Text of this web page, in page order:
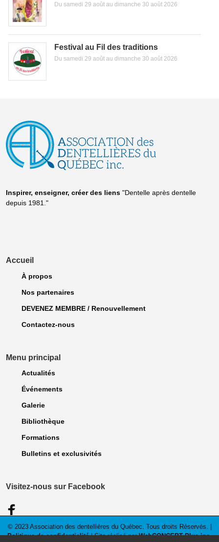
Du samedi 29 août au dimanche 30 août 2026
Festival au Fil des traditions
Du samedi 29 août au dimanche 30 août 2026
Inspirer, enseigner, créer des liens "Dentelle après dentelle
depuis 1981."
Accueil
À propos
Nos partenaires
DEVENEZ MEMBRE / Renouvellement
Contactez-nous
Menu principal
Actualités
Événements
Galerie
Bibliothèque
Formations
Bulletins et exclusivités
Visitez-nous sur Facebook
© 2023 Association des dentellières du Québec. Tous droits Réservés. |
Politique de confidentialité| Site réalisé parWebCONCEPT Plus inc.